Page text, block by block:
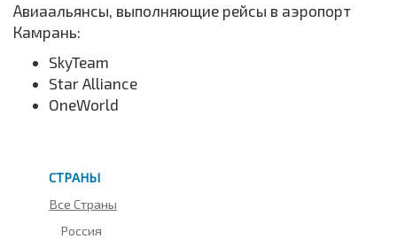
Авиаальянсы, выполняющие рейсы в аэропорт
Камрань:
SkyTeam
Star Alliance
OneWorld
СТРАНЫ
Все Страны
Россия